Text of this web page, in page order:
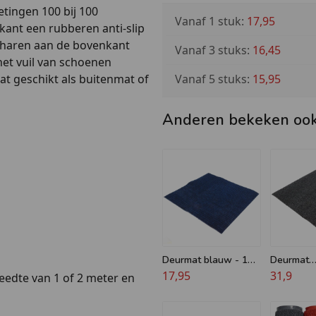
100 bij 100
een rubberen anti-slip
aan de bovenkant
vuil van schoenen
geschikt als buitenmat of
van 1 of 2 meter en
Vanaf 1 stuk: 17,95
Vanaf 3 stuks: 16,45
Vanaf 5 stuks: 15,95
Anderen bekeken
Deurmat blauw - 100
x 100 cm
17,95
Deurmat
Zwart/
Intensief
31,9